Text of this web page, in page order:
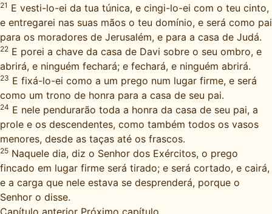
21 E vesti-lo-ei da tua túnica, e cingi-lo-ei com o teu cinto,
e entregarei nas suas mãos o teu domínio, e será como pai
para os moradores de Jerusalém, e para a casa de Judá.
22 E porei a chave da casa de Davi sobre o seu ombro, e
abrirá, e ninguém fechará; e fechará, e ninguém abrirá.
23 E fixá-lo-ei como a um prego num lugar firme, e será
como um trono de honra para a casa de seu pai.
24 E nele pendurarão toda a honra da casa de seu pai, a
prole e os descendentes, como também todos os vasos
menores, desde as taças até os frascos.
25 Naquele dia, diz o Senhor dos Exércitos, o prego
fincado em lugar firme será tirado; e será cortado, e cairá,
e a carga que nele estava se desprenderá, porque o
Senhor o disse.
Capítulo anterior Próximo capítulo